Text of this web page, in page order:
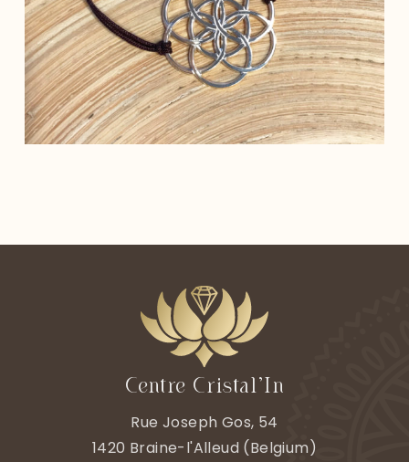
Centre Cristal’In
Rue Joseph Gos, 54
1420 Braine-l'Alleud (Belgium)